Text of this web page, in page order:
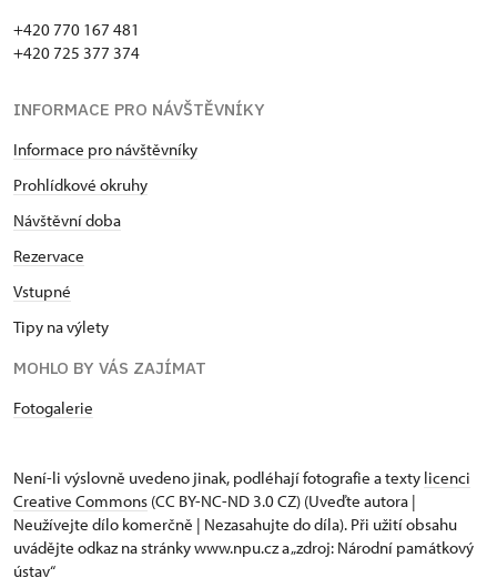
+420 770 167 481
+420 725 377 374
INFORMACE PRO NÁVŠTĚVNÍKY
Informace pro návštěvníky
Prohlídkové okruhy
Návštěvní doba
Rezervace
Vstupné
Tipy na výlety
MOHLO BY VÁS ZAJÍMAT
Fotogalerie
Není-li výslovně uvedeno jinak, podléhají fotografie a texty licenci
Creative Commons (CC BY-NC-ND 3.0 CZ) (Uveďte autora |
Neužívejte dílo komerčně | Nezasahujte do díla). Při užití obsahu
uvádějte odkaz na stránky www.npu.cz a „zdroj: Národní památkový
ústav“